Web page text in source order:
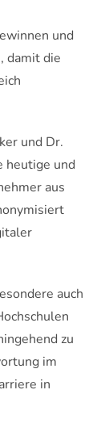
und
damit die
und Dr.
heutige und
aus
auch
zu
im
in